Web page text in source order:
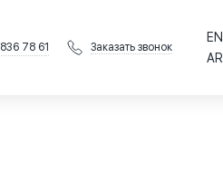
78 61 Заказать звонок
EN
AR